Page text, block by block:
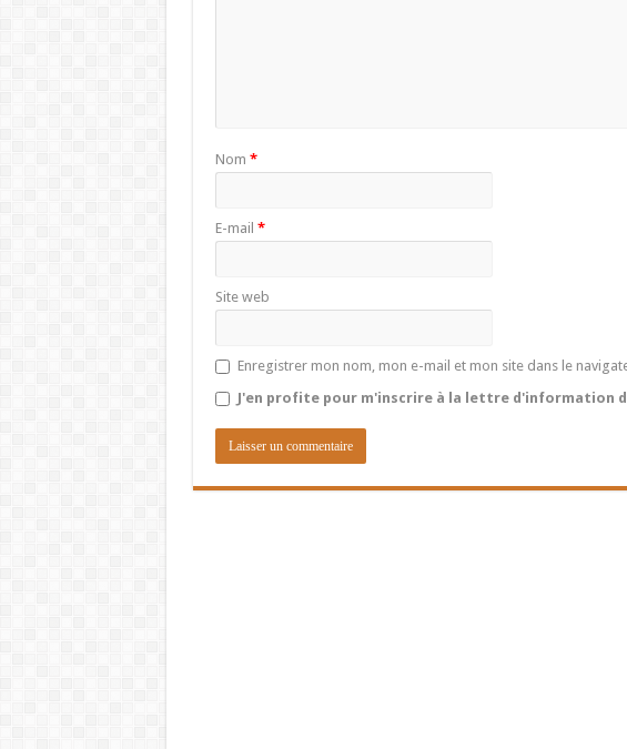
Nom *
E-mail *
Site web
Enregistrer mon nom, mon e-mail et mon site dans le
J'en profite pour m'inscrire à la lettre d'information